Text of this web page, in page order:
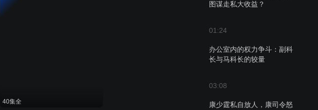
图谋走私大收益？
01:24
办公室内的权力争斗：副科
长与马科长的较量
03:08
康少霆私自放人，康司令怒
40集全